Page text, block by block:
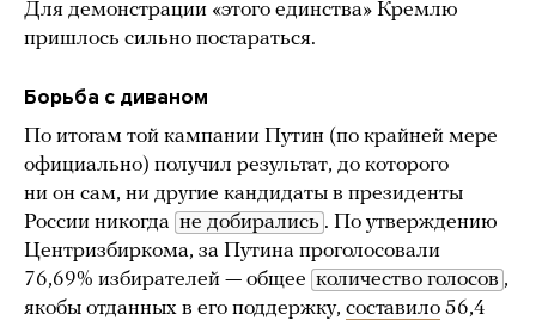
Для демонстрации «этого единства» Кремлю
пришлось сильно постараться.
Борьба с диваном
По итогам той кампании Путин (по крайней мере
официально) получил результат, до которого
ни он сам, ни другие кандидаты в президенты
России никогда не добирались . По утверждению
Центризбиркома, за Путина проголосовали
76,69% избирателей — общее количество голосов ,
якобы отданных в его поддержку, составило 56,4